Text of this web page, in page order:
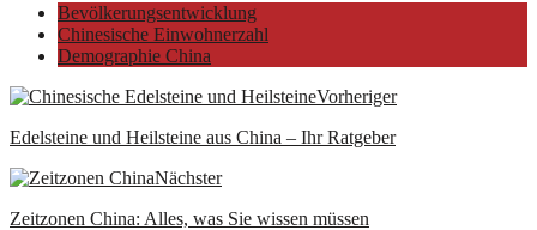
Bevölkerungsentwicklung
Chinesische Einwohnerzahl
Demographie China
Vorheriger
Edelsteine und Heilsteine aus China – Ihr Ratgeber
Nächster
Zeitzonen China: Alles, was Sie wissen müssen